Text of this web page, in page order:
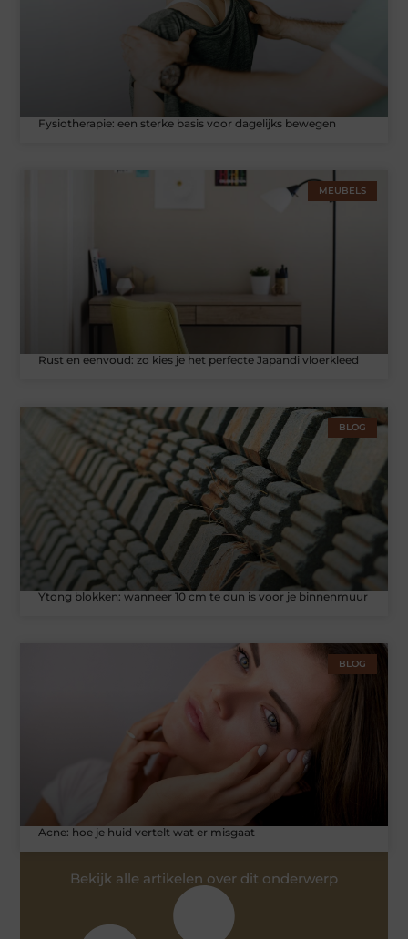
Fysiotherapie: een sterke basis voor dagelijks bewegen
MEUBELS
Rust en eenvoud: zo kies je het perfecte Japandi vloerkleed
BLOG
Ytong blokken: wanneer 10 cm te dun is voor je binnenmuur
BLOG
Acne: hoe je huid vertelt wat er misgaat
Bekijk alle artikelen over dit onderwerp